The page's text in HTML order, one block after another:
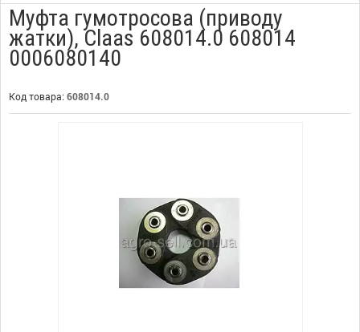
Муфта гумотросова (приводу
жатки), Claas 608014.0 608014
0006080140
Код товара: 608014.0